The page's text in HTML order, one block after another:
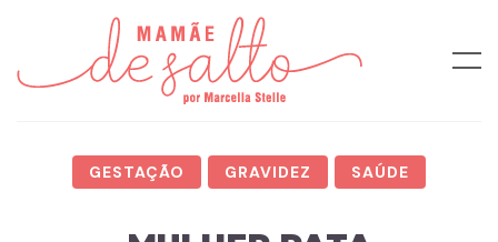
GESTAÇÃO GRAVIDEZ SAÚDE